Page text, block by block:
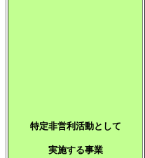
特定非営利活動として
実施する事業